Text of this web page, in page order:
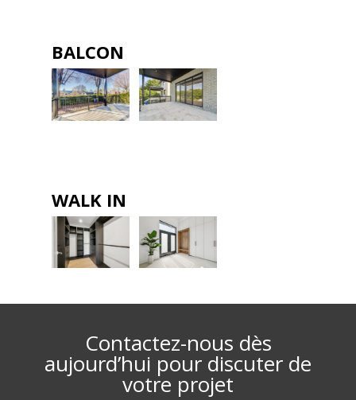
BALCON
WALK IN
Contactez-nous dès
aujourd’hui pour discuter de
votre projet